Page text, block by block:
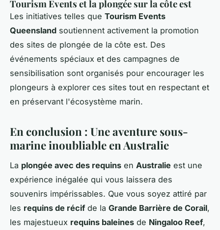
Tourism Events et la plongée sur la côte est
Les initiatives telles que Tourism Events
Queensland soutiennent activement la promotion
des sites de plongée de la côte est. Des
événements spéciaux et des campagnes de
sensibilisation sont organisés pour encourager les
plongeurs à explorer ces sites tout en respectant et
en préservant l'écosystème marin.
En conclusion : Une aventure sous-
marine inoubliable en Australie
La plongée avec des requins en Australie est une
expérience inégalée qui vous laissera des
souvenirs impérissables. Que vous soyez attiré par
les requins de récifde la Grande Barrière de Corail,
les majestueux requins baleines de Ningaloo Reef,